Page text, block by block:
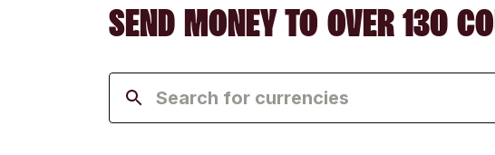
SEND MONEY TO OVER 130